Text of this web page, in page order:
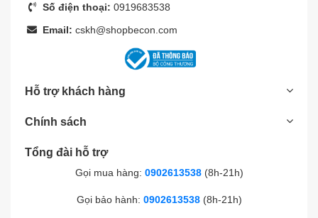
Số điện thoại: 0919683538
Email: cskh@shopbecon.com
Hỗ trợ khách hàng
Chính sách
Tổng đài hỗ trợ
Gọi mua hàng: 0902613538 (8h-21h)
Gọi bảo hành: 0902613538 (8h-21h)